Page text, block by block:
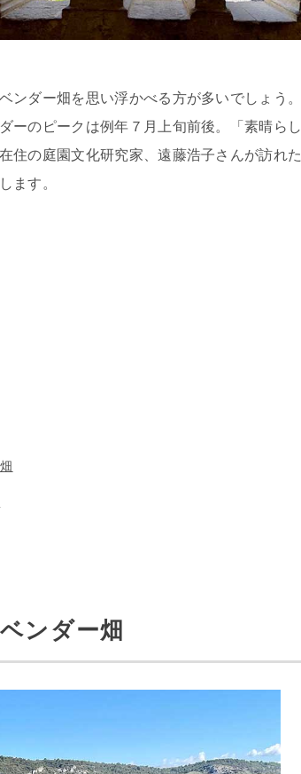
ンダー畑を思い浮かべる方が多いでしょう。
ーのピークは例年７月上旬前後。「素晴らし
住の庭園文化研究家、遠藤浩子さんが訪れた
ます。
ンダー畑